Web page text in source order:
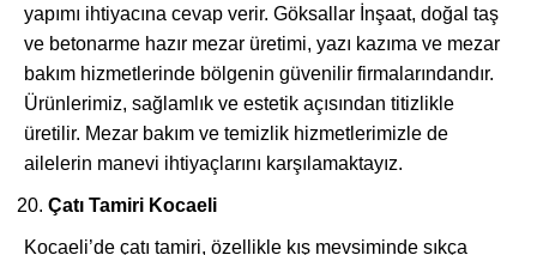
yapımı ihtiyacına cevap verir. Göksallar İnşaat, doğal taş
ve betonarme hazır mezar üretimi, yazı kazıma ve mezar
bakım hizmetlerinde bölgenin güvenilir firmalarındandır.
Ürünlerimiz, sağlamlık ve estetik açısından titizlikle
üretilir. Mezar bakım ve temizlik hizmetlerimizle de
ailelerin manevi ihtiyaçlarını karşılamaktayız.
Çatı Tamiri Kocaeli
Kocaeli’de çatı tamiri, özellikle kış mevsiminde sıkça